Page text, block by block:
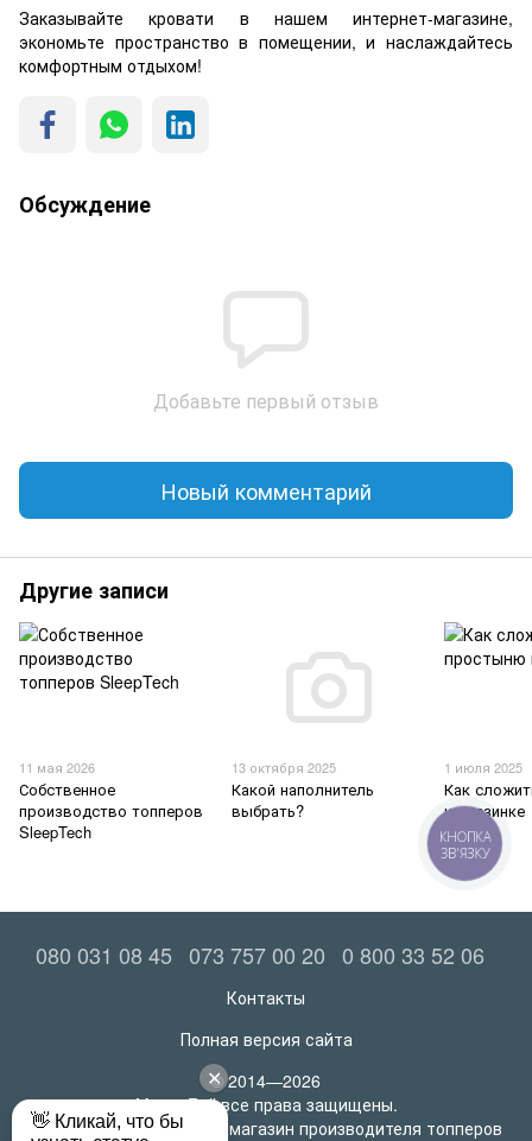
Заказывайте кровати в нашем интернет-магазине,
экономьте пространство в помещении, и наслаждайтесь
комфортным отдыхом!
Обсуждение
Добавьте первый отзыв
Новый комментарий
Другие записи
11 мая 2026
Собственное
производство топперов
SleepTech
13 октября 2025
Какой наполнитель
выбрать?
1 июля 2025
Как
на резинке
080 031 08 45 073 757 00 20 0 800 33 52 06
Контакты
Полная версия сайта
© 2014—2026
MatrasRoll все права защищены.
Официальный интернет-магазин производителя топперов
КНОПКА
ЗВ'ЯЗКУ